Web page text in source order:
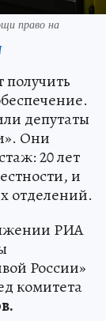
право на
депутаты
Они
20 лет
и
отделений.
РИА
России»
комитета